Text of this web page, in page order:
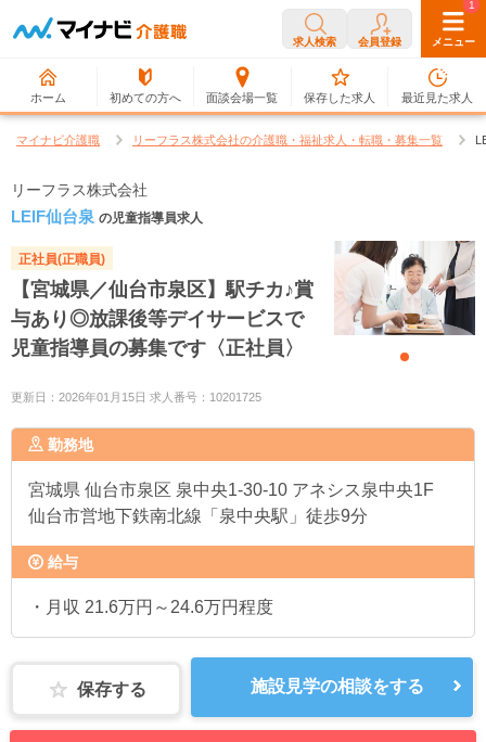
求人検索 会員登録 メニュー
ホーム 初めての方へ 面談会場一覧
0
保存した求人
1
最近見た求人
マイナビ介護職 リーフラス株式会社の介護職・福祉求人・転職・募集一覧
リーフラス株式会社
LEIF仙台泉 の児童指導員求人
正社員(正職員)
【宮城県／仙台市泉区】駅チカ♪賞
与あり◎放課後等デイサービスで
児童指導員の募集です〈正社員〉
更新日：2026年01月15日 求人番号：10201725
勤務地
宮城県 仙台市泉区 泉中央1-30-10 アネシス泉中央1F
仙台市営地下鉄南北線「泉中央駅」徒歩9分
給与
・月収 21.6万円～24.6万円程度
保存する 施設見学の相談をする